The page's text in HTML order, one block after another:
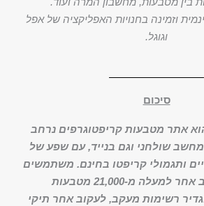
וזמינה בחנויות האפליקציה של אפל
וגוגל.
סיכום
אתר מטבעות קריפטוגרפים נרחב
שולחני וגם בנייד, עם שפע של
ותגמולי קריפטו בחינם. משתמשים
יכולים לעקוב אחר למעלה מ-21,000 מטבעות
רשימות מעקב, לעקוב אחר תיקי